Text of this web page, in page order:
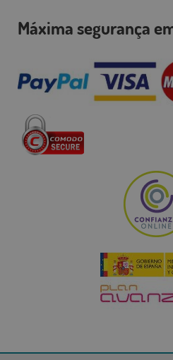
Máxima segurança